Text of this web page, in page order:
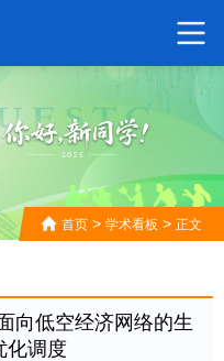
首页 > 学术看板 > 正文
向低空经济网络的生
化调度